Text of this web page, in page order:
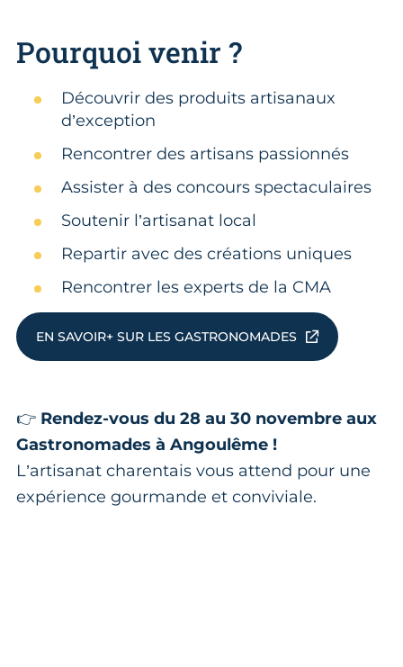
Pourquoi venir ?
Découvrir des produits artisanaux
d’exception
Rencontrer des artisans passionnés
Assister à des concours spectaculaires
Soutenir l’artisanat local
Repartir avec des créations uniques
Rencontrer les experts de la CMA
EN SAVOIR+ SUR LES GASTRONOMADES
👉 Rendez-vous du 28 au 30 novembre aux
Gastronomades à Angoulême !
L’artisanat charentais vous attend pour une
expérience gourmande et conviviale.